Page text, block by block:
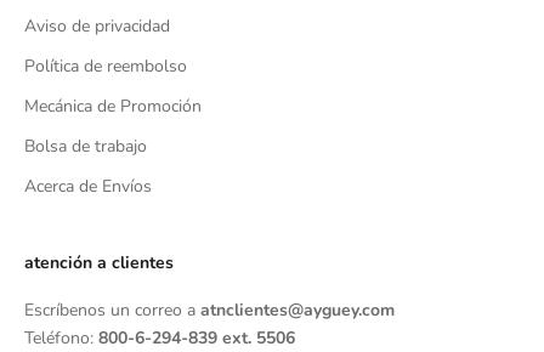
Aviso de privacidad
Política de reembolso
Mecánica de Promoción
Bolsa de trabajo
Acerca de Envíos
atención a clientes
Escríbenos un correo a atnclientes@ayguey.com
Teléfono: 800-6-294-839 ext. 5506